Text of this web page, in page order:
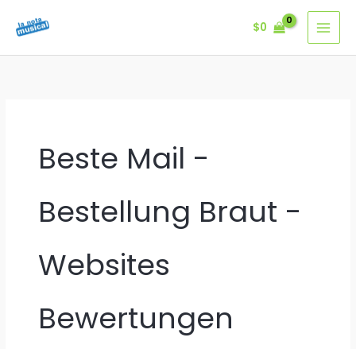
$0
Beste Mail -
Bestellung Braut -
Websites
Bewertungen